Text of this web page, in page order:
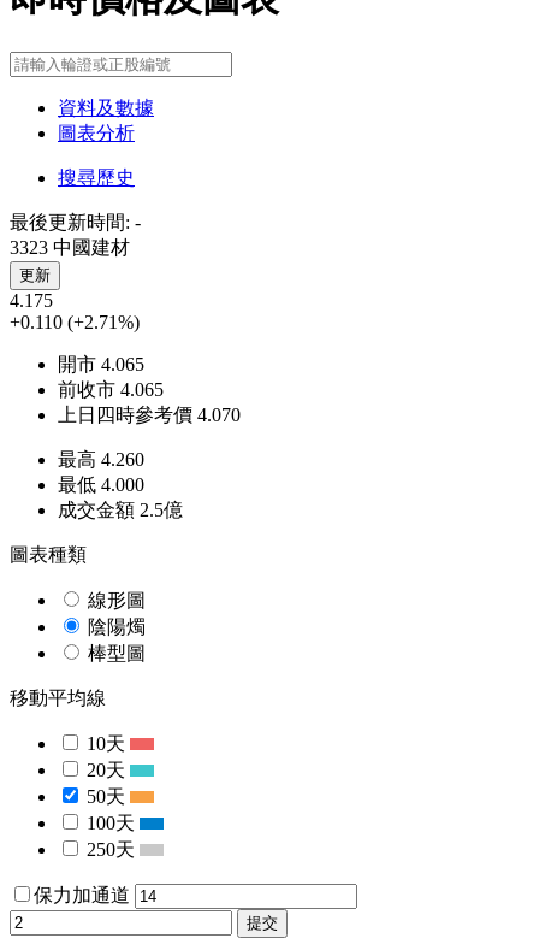
資料及數據
圖表分析
搜尋歷史
最後更新時間: -
3323 中國建材
更新
4.175
+0.110 (+2.71%)
開市 4.065
前收市 4.065
上日四時參考價 4.070
最高 4.260
最低 4.000
成交金額 2.5億
圖表種類
線形圖
陰陽燭
棒型圖
移動平均線
10天
20天
50天
100天
250天
保力加通道
提交